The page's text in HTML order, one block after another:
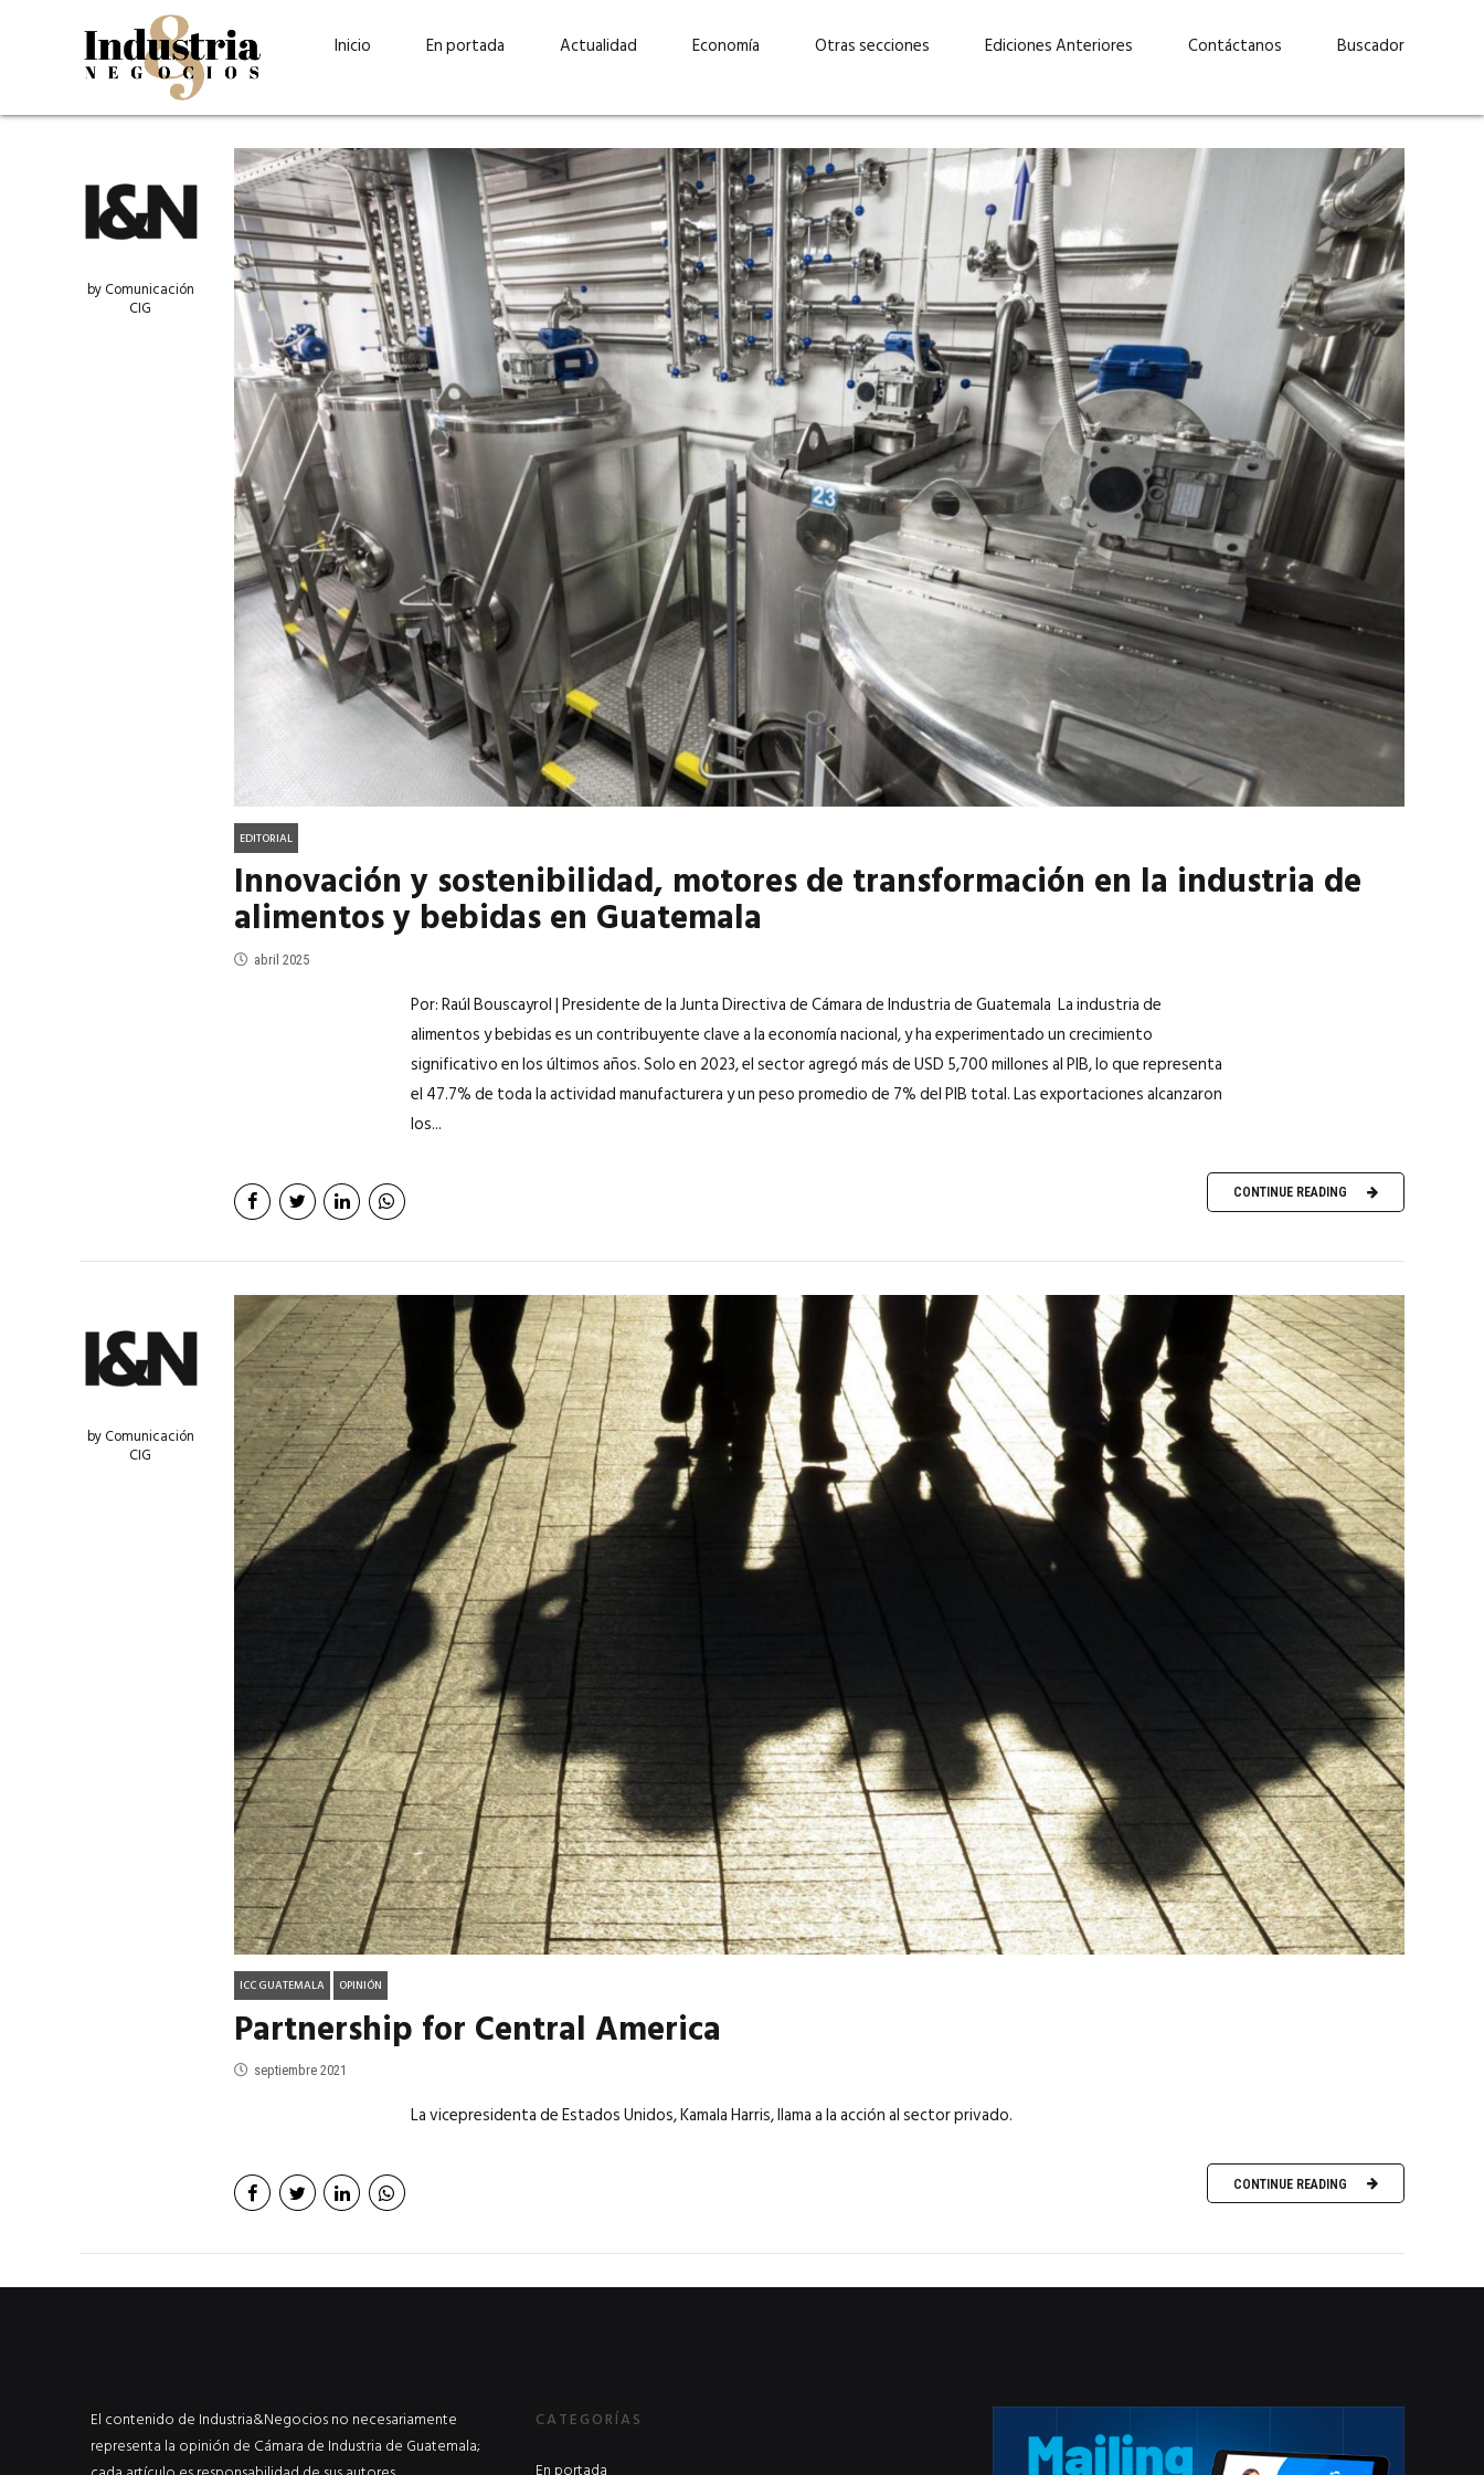
Inicio En portada
Guatehuevo: medio siglo
produciendo la proteína
más accesible para los
EN PORTADA julio 2026
“La sostenibilidad está en
el centro de Cervecería
Ambev Guatemala» –
Ricardo Urteaga
EN PORTADA mayo 2026
“Invertir con propósito:
cómo CBC impulsa su
crecimiento industrial a
través de la innovación y la
sostenibilidad”
EN PORTADA abril 2026
Elizabeth Suárez: “Las
mujeres podemos liderar y
abrirnos paso por nuestros
propios méritos”
EN PORTADA marzo 2026
Lucas Martínez Paz: “En
tecnología, hay que invertir
con inteligencia, no por
moda”
EN PORTADA febrero 2026
Actualidad Economía Otras secciones Ediciones Anteriores Contáctanos Buscador
by Comunicación
CIG
EDITORIAL
Innovación y sostenibilidad, motores de transformación en la industria de
alimentos y bebidas en Guatemala
abril 2025
Por: Raúl Bouscayrol | Presidente de la Junta Directiva de Cámara de Industria de Guatemala La industria de
alimentos y bebidas es un contribuyente clave a la economía nacional, y ha experimentado un crecimiento
significativo en los últimos años. Solo en 2023, el sector agregó más de USD 5,700 millones al PIB, lo que representa
el 47.7% de toda la actividad manufacturera y un peso promedio de 7% del PIB total. Las exportaciones alcanzaron
los...
CONTINUE READING
by Comunicación
CIG
ICC GUATEMALA OPINIÓN
Partnership for Central America
septiembre 2021
La vicepresidenta de Estados Unidos, Kamala Harris, llama a la acción al sector privado.
CONTINUE READING
El contenido de Industria&Negocios no necesariamente
representa la opinión de Cámara de Industria de Guatemala;
CATEGORÍAS